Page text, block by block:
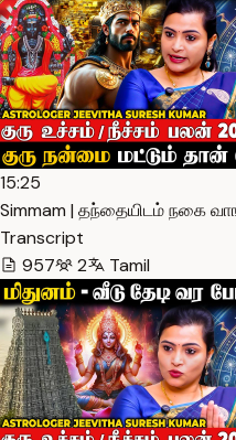
15:25
Simmam | தந்தையிடம் நகை
Transcript
957
2 Tamil